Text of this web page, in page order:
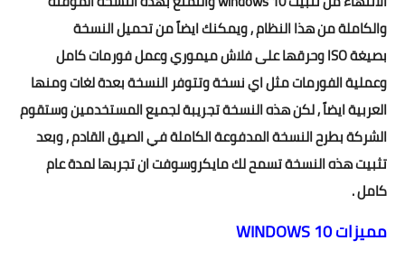
والكاملة من هذا النظام , ويمكنك ايضاً من تحميل النسخة
بصيغة ISO وحرقها على فلاش ميموري وعمل فورمات كامل
وعملية الفورمات مثل اي نسخة وتتوفر النسخة بعدة لغات ومنها
العربية ايضاً , لكن هذه النسخة تجريبة لجميع المستخدمين وستقوم
الشركة بطرح النسخة المدفوعة الكاملة في الصيق القادم , وبعد
تثبيت هذه النسخة تسمح لك مايكروسوفت ان تجربها لمدة عام
كامل .
مميزات WINDOWS 10